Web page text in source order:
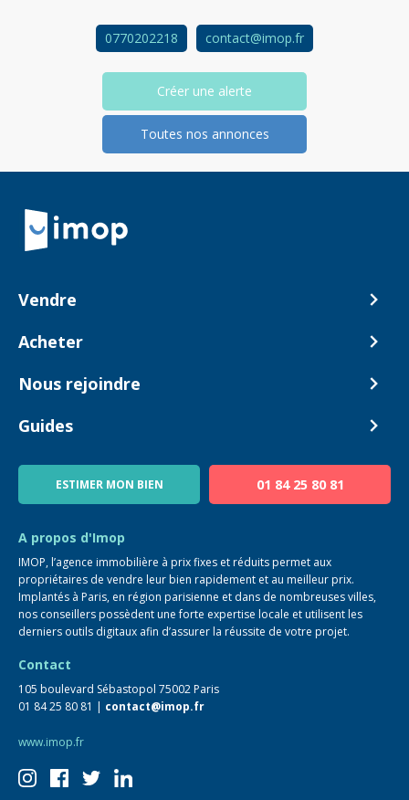
0770202218 contact@imop.fr
Créer une alerte
Toutes nos annonces
Retour à la navigation principale
Vendre
Comment ça marche ?
Acheter
Biens en vente
Nous rejoindre
Devenir Conseiller
Guides
Blog
ESTIMER MON BIEN 01 84 25 80 81
A propos d'Imop
IMOP, l’agence immobilière à prix fixes et réduits permet aux
propriétaires de vendre leur bien rapidement et au meilleur prix.
Implantés à Paris, en région parisienne et dans de nombreuses villes,
nos conseillers possèdent une forte expertise locale et utilisent les
derniers outils digitaux afin d’assurer la réussite de votre projet.
Contact
105 boulevard Sébastopol 75002 Paris
01 84 25 80 81 | contact@imop.fr
www.imop.fr